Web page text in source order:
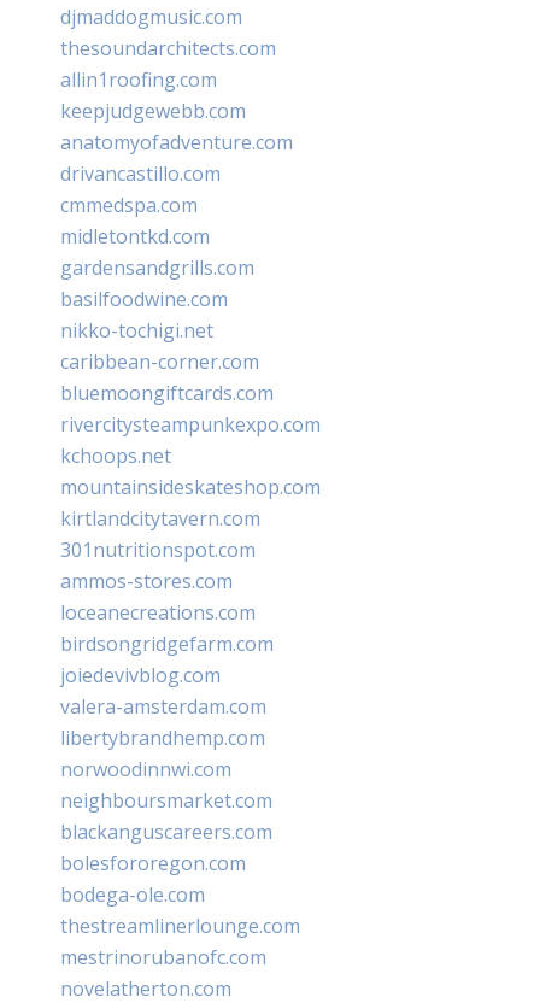
djmaddogmusic.com
thesoundarchitects.com
allin1roofing.com
keepjudgewebb.com
anatomyofadventure.com
drivancastillo.com
cmmedspa.com
midletontkd.com
gardensandgrills.com
basilfoodwine.com
nikko-tochigi.net
caribbean-corner.com
bluemoongiftcards.com
rivercitysteampunkexpo.com
kchoops.net
mountainsideskateshop.com
kirtlandcitytavern.com
301nutritionspot.com
ammos-stores.com
loceanecreations.com
birdsongridgefarm.com
joiedevivblog.com
valera-amsterdam.com
libertybrandhemp.com
norwoodinnwi.com
neighboursmarket.com
blackanguscareers.com
bolesfororegon.com
bodega-ole.com
thestreamlinerlounge.com
mestrinorubanofc.com
novelatherton.com